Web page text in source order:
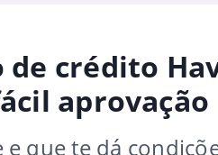
de crédito
aprovação
que te dá